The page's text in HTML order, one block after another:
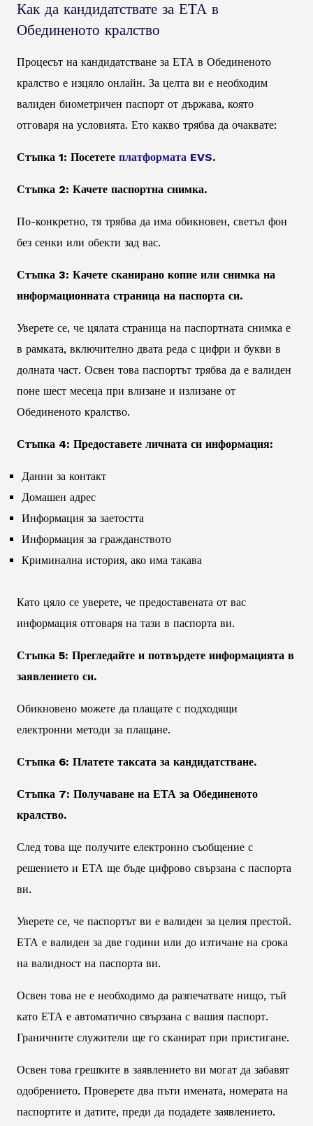
Как да кандидатствате за ЕТА в
Обединеното кралство
Процесът на кандидатстване за ЕТА в Обединеното
кралство е изцяло онлайн. За целта ви е необходим
валиден биометричен паспорт от държава, която
отговаря на условията. Ето какво трябва да очаквате:
Стъпка 1: Посетете платформата EVS.
Стъпка 2: Качете паспортна снимка.
По-конкретно, тя трябва да има обикновен, светъл фон
без сенки или обекти зад вас.
Стъпка 3: Качете сканирано копие или снимка на
информационната страница на паспорта си.
Уверете се, че цялата страница на паспортната снимка е
в рамката, включително двата реда с цифри и букви в
долната част. Освен това паспортът трябва да е валиден
поне шест месеца при влизане и излизане от
Обединеното кралство.
Стъпка 4: Предоставете личната си информация:
Данни за контакт
Домашен адрес
Информация за заетостта
Информация за гражданството
Криминална история, ако има такава
Като цяло се уверете, че предоставената от вас
информация отговаря на тази в паспорта ви.
Стъпка 5: Прегледайте и потвърдете информацията в
заявлението си.
Обикновено можете да плащате с подходящи
електронни методи за плащане.
Стъпка 6: Платете таксата за кандидатстване.
Стъпка 7: Получаване на ЕТА за Обединеното
кралство.
След това ще получите електронно съобщение с
решението и ЕТА ще бъде цифрово свързана с паспорта
ви.
Уверете се, че паспортът ви е валиден за целия престой.
ЕТА е валиден за две години или до изтичане на срока
на валидност на паспорта ви.
Освен това не е необходимо да разпечатвате нищо, тъй
като ЕТА е автоматично свързана с вашия паспорт.
Граничните служители ще го сканират при пристигане.
Освен това грешките в заявлението ви могат да забавят
одобрението. Проверете два пъти имената, номерата на
паспортите и датите, преди да подадете заявлението.